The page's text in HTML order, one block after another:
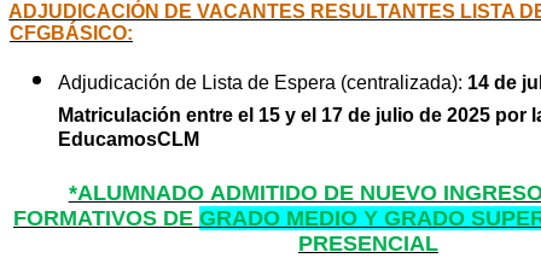
ADJUDICACIÓN DE VACANTES RESULTANTES LISTA
CFGBÁSICO:
Adjudicación de Lista de Espera (centralizada): 14 de
Matriculación entre el 15 y el 17 de julio de 2025 por
EducamosCLM
*ALUMNADO ADMITIDO DE NUEVO
FORMATIVOS DE GRADO MEDIO Y GRADO
PRESENCIAL